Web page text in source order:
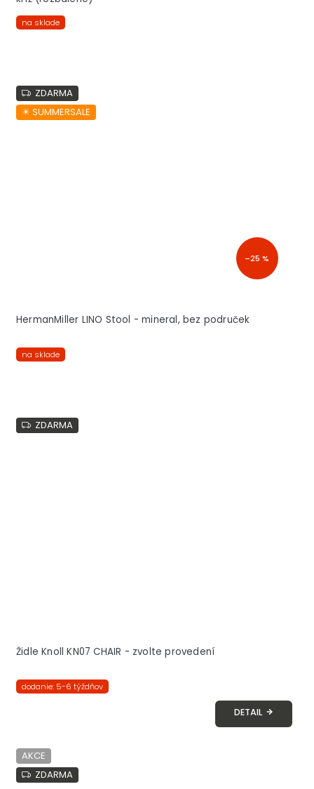
na sklade
ZDARMA
☀︎ SUMMERSALE
–25 %
HermanMiller LINO Stool - mineral, bez područek
na sklade
ZDARMA
Židle Knoll KN07 CHAIR - zvolte provedení
dodanie: 5-6 týždňov
DETAIL
AKCE
ZDARMA